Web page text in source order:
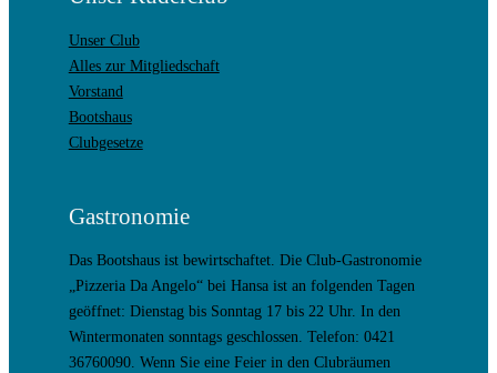
Unser Club
Alles zur Mitgliedschaft
Vorstand
Bootshaus
Clubgesetze
Gastronomie
Das Bootshaus ist bewirtschaftet. Die Club-Gastronomie
„Pizzeria Da Angelo“ bei Hansa ist an folgenden Tagen
geöffnet: Dienstag bis Sonntag 17 bis 22 Uhr. In den
Wintermonaten sonntags geschlossen. Telefon: 0421
36760090. Wenn Sie eine Feier in den Clubräumen